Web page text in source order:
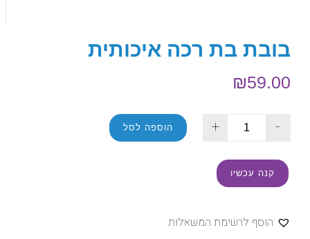
בובת בת רכה איכותית
₪59.00
-
+ הוספה לסל
קנה עכשיו
הוסף לרשימת המשאלות